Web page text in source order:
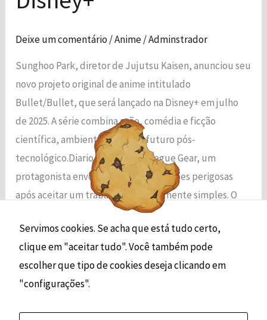
Deixe um comentário /Anime/Adminstrador
Sunghoo Park, diretor de Jujutsu Kaisen, anunciou seu
novo projeto original de anime intitulado
Bullet/Bullet, que será lançado na Disney+ em julho
de 2025. A série combina ação, comédia e ficção
científica, ambientada em um futuro pós-
tecnológico.Diario AS A história segue Gear, um
protagonista envolvido em perseguições perigosas
após aceitar um trabalho aparentemente simples. O
Read More »
Servimos cookies. Se acha que está tudo certo,
clique em "aceitar tudo". Você também pode
escolher que tipo de cookies deseja clicando em
"configurações".
possamos
funcionalidade
do site, com
base em
como o site é
usado.
Experiência
Para que o
nosso site
funcione o
melhor possível
durante a sua
visita. Se você
recusar esses
cookies,
desaparecerão